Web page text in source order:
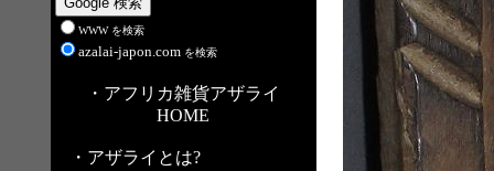
WWW を検索
azalai-japon.com を検索
・アフリカ雑貨アザライ
HOME
・アザライとは?